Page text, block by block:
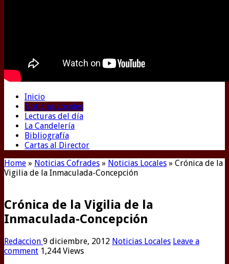
Inicio
Noticias Locales
Lecturas del día
La Candelería
Bibliografía
Cartas al Director
Home » Noticias Cofrades » Noticias Locales » Crónica de la
Vigilia de la Inmaculada-Concepción
Crónica de la Vigilia de la
Inmaculada-Concepción
Redaccion 9 diciembre, 2012 Noticias Locales Leave a
comment 1,244 Views